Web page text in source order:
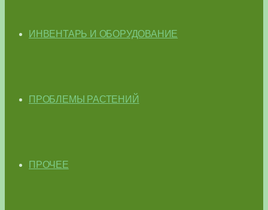
ИНВЕНТАРЬ И ОБОРУДОВАНИЕ
ПРОБЛЕМЫ РАСТЕНИЙ
ПРОЧЕЕ